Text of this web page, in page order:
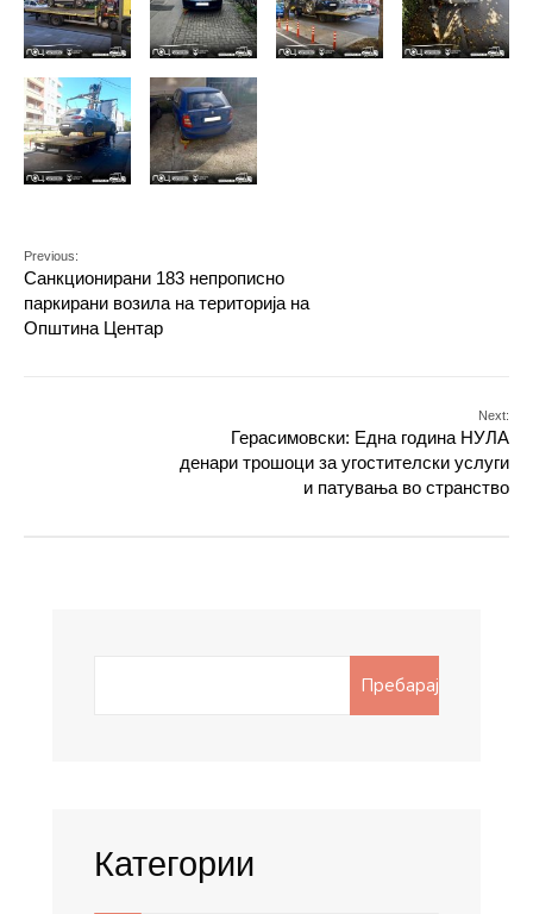
Previous:
Санкционирани 183 непрописно
паркирани возила на територија на
Општина Центар
Next:
Герасимовски: Една година НУЛА
денари трошоци за угостителски услуги
и патувања во странство
Пребарај
Категории